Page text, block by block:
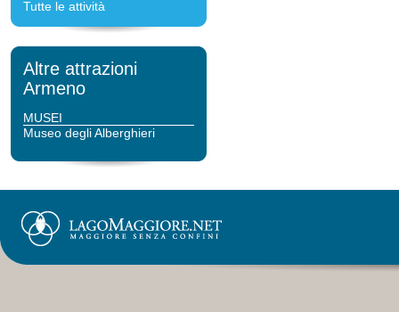
Tutte le attività
Altre attrazioni
Armeno
MUSEI
Museo degli Alberghieri